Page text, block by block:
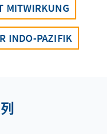
MITWIRKUNG
INDO-PAZIFIK